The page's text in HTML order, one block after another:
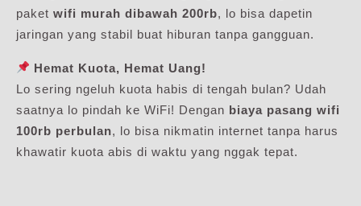
paket wifi murah dibawah 200rb, lo bisa dapetin
jaringan yang stabil buat hiburan tanpa gangguan.
Hemat Kuota, Hemat Uang!
Lo sering ngeluh kuota habis di tengah bulan? Udah
saatnya lo pindah ke WiFi! Dengan biaya pasang wifi
100rb perbulan, lo bisa nikmatin internet tanpa harus
khawatir kuota abis di waktu yang nggak tepat.